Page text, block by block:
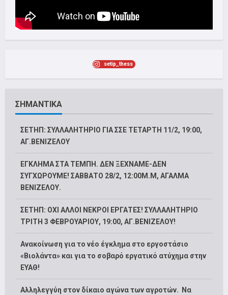
setip_thess
ΣΗΜΑΝΤΙΚΑ
ΣΕΤΗΠ: ΣΥΛΛΑΛΗΤΗΡΙΟ ΓΙΑ ΣΣΕ ΤΕΤΑΡΤΗ 11/2, 19:00,
ΑΓ.ΒΕΝΙΖΕΛΟΥ
ΕΓΚΛΗΜΑ ΣΤΑ ΤΕΜΠΗ. ΔΕΝ ΞΕΧΝΑΜΕ-ΔΕΝ
ΣΥΓΧΩΡΟΥΜΕ! ΣΑΒΒΑΤΟ 28/2, 12:00M.Μ, ΑΓΑΛΜΑ
ΒΕΝΙΖΕΛΟΥ.
ΣΕΤΗΠ: ΟΧΙ ΑΛΛΟΙ ΝΕΚΡΟΙ ΕΡΓΑΤΕΣ! ΣΥΛΛΑΛΗΤΗΡΙΟ
ΤΡΙΤΗ 3 ΦΕΒΡΟΥΑΡΙΟΥ, 19:00, ΑΓ.ΒΕΝΙΖΕΛΟΥ!
Ανακοίνωση για το νέο έγκλημα στο εργοστάσιο
«Βιολάντα» και για το σοβαρό εργατικό ατύχημα στην
ΕΥΑΘ!
Αλληλεγγύη στον δίκαιο αγώνα των αγροτών. Να